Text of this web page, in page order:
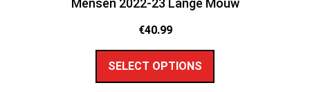
€40.99
SELECT OPTIONS